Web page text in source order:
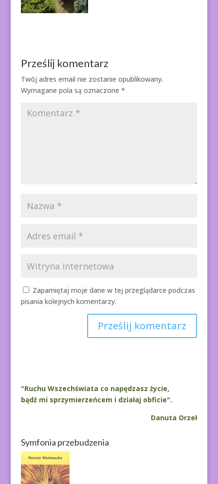
Prześlij komentarz
Twój adres email nie zostanie opublikowany.
Wymagane pola są oznaczone *
Zapamiętaj moje dane w tej przeglądarce podczas
pisania kolejnych komentarzy.
r
n
v
:
"Ruchu Wszechświata co napędzasz życie,
bądź mi sprzymierzeńcem i działaj obficie".
Danuta Orzeł
Symfonia przebudzenia